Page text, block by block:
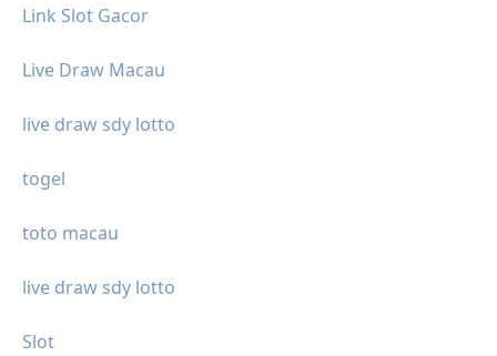
Link Slot Gacor
Live Draw Macau
live draw sdy lotto
togel
toto macau
live draw sdy lotto
Slot